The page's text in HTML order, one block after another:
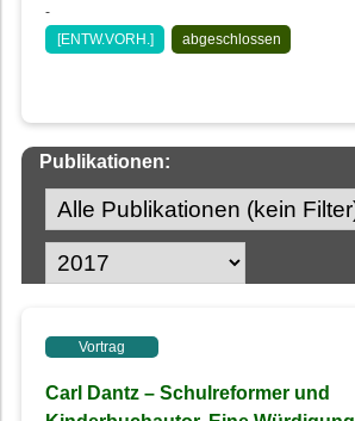
-
[ENTW.VORH.]
abgeschlossen
Publikationen:
Vortrag
Carl Dantz – Schulreformer und